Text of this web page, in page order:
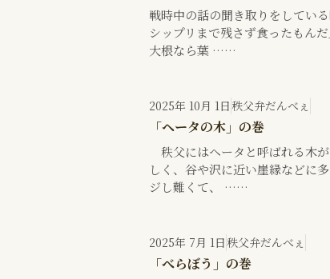
戦時中の話の聞き取りをしてい
シップリまで残さず食ったもん
大根なら葉 ……
2025年 10月 1日 秩父弁だんべぇ
「ヘータの木」の巻
秩父にはヘータと呼ばれる木
しく、谷や沢に近い崖縁などに
ジし難くて、 ……
2025年 7月 1日 秩父弁だんべぇ
「べらぼう」の巻